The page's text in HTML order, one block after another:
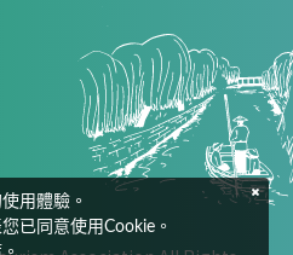
用體驗。
已同意使用Cookie。